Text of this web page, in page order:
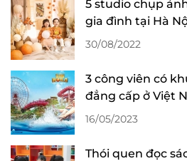
5 studio chụp
gia đình tại Hà
30/08/2022
3 công viên có
đẳng cấp ở Việt
16/05/2023
Thói quen đọc